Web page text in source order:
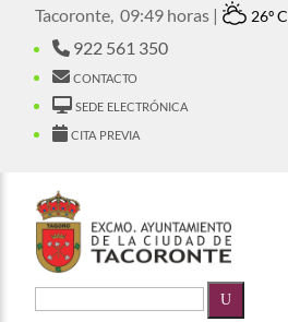
Tacoronte, 09:49 horas | 26º C
922 561 350
contacto
sede electrónica
cita previa
U